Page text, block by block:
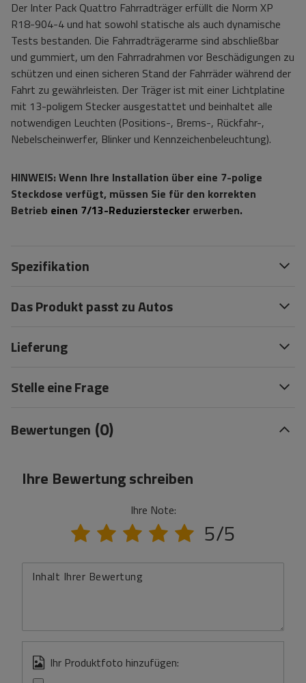
Der Inter Pack Quattro Fahrradträger erfüllt die Norm XP
R18-904-4 und hat sowohl statische als auch dynamische
Tests bestanden. Die Fahrradträgerarme sind abschließbar
und gummiert, um den Fahrradrahmen vor Beschädigungen zu
schützen und einen sicheren Stand der Fahrräder während der
Fahrt zu gewährleisten. Der Träger ist mit einer Lichtplatine
mit 13-poligem Stecker ausgestattet und beinhaltet alle
notwendigen Leuchten (Positions-, Brems-, Rückfahr-,
Nebelscheinwerfer, Blinker und Kennzeichenbeleuchtung).
HINWEIS: Wenn Ihre Installation über eine 7-polige
Steckdose verfügt, müssen Sie für den korrekten
Betrieb einen 7/13-Reduzierstecker erwerben.
Spezifikation
Das Produkt passt zu Autos
Lieferung
Stelle eine Frage
Bewertungen (0)
Ihre Bewertung schreiben
Ihre Note:
5/5
Inhalt Ihrer Bewertung
Ihr Produktfoto hinzufügen: